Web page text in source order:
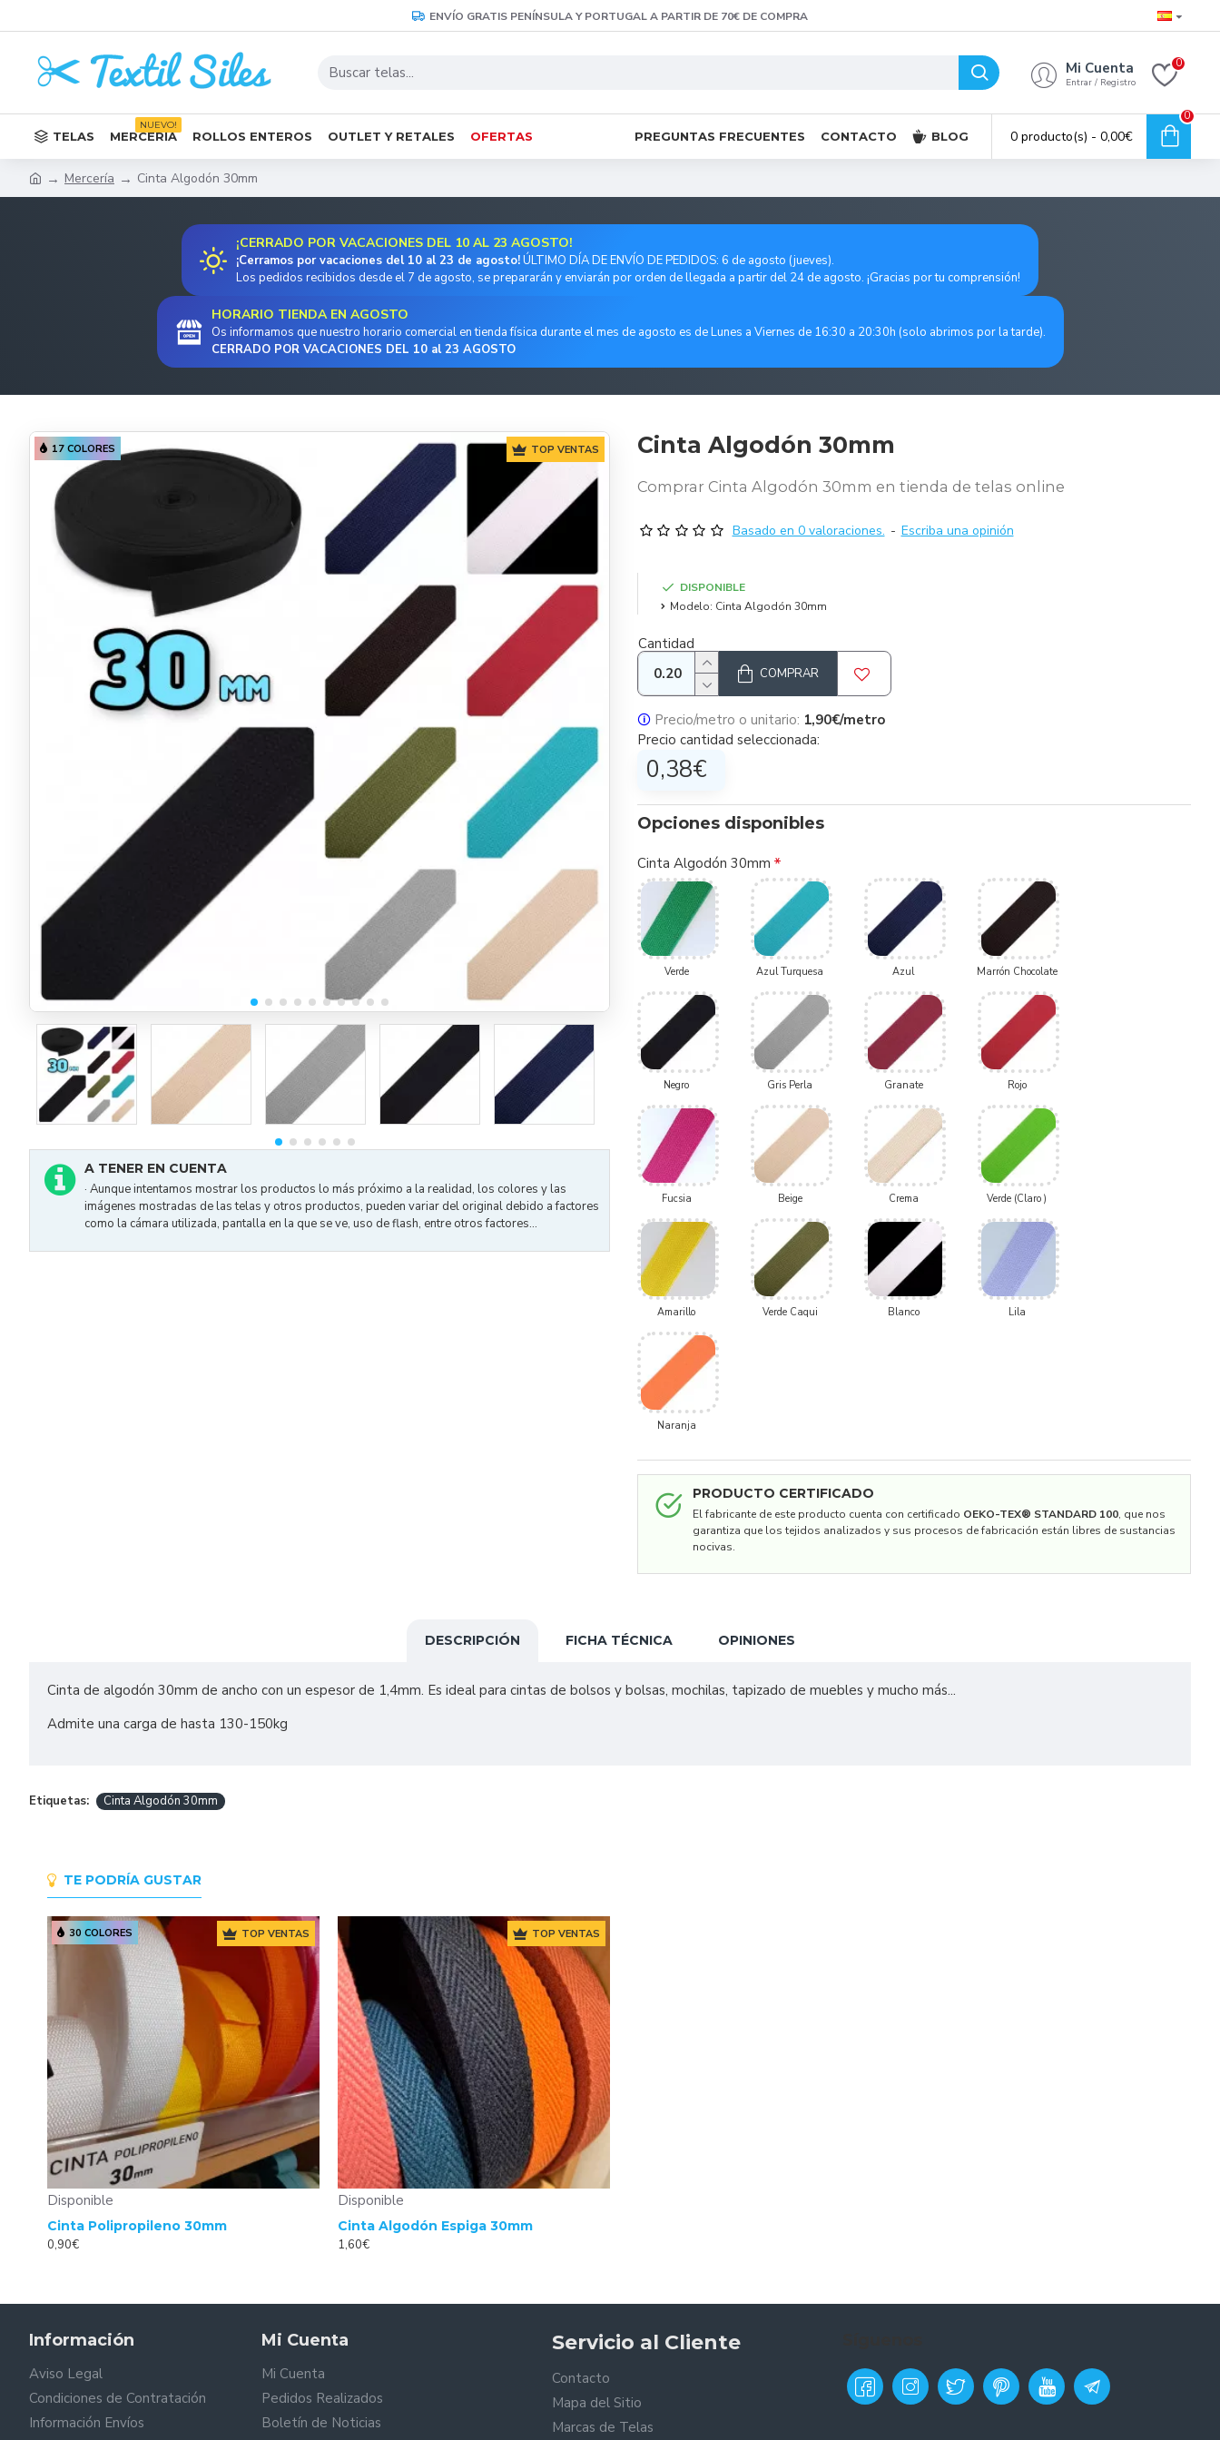
ENVÍO GRATIS PENÍNSULA Y PORTUGAL A PARTIR DE 70€ DE COMPRA
Mi Cuenta
Entrar / Registro
0
TELAS MERCERÍA
NUEVO!
ROLLOS ENTEROS OUTLET Y RETALES OFERTAS PREGUNTAS FRECUENTES CONTACTO BLOG 0 producto(s) - 0,00€
0
Mercería Cinta Algodón 30mm
¡CERRADO POR VACACIONES DEL 10 AL 23 AGOSTO!
¡Cerramos por vacaciones del 10 al 23 de agosto!ÚLTIMO DÍA DE ENVÍO DE PEDIDOS: 6 de agosto (jueves).
Los pedidos recibidos desde el 7 de agosto, se prepararán y enviarán por orden de llegada a partir del 24 de agosto. ¡Gracias por tu comprensión!
HORARIO TIENDA EN AGOSTO
Os informamos que nuestro horario comercial en tienda física durante el mes de agosto es de Lunes a Viernes de 16:30 a 20:30h (solo abrimos por la tarde).
CERRADO POR VACACIONES DEL 10 al 23 AGOSTO
TOP VENTAS
17 COLORES
A TENER EN CUENTA
· Aunque intentamos mostrar los productos lo más próximo a la realidad, los colores y las
imágenes mostradas de las telas y otros productos, pueden variar del original debido a factores
como la cámara utilizada, pantalla en la que se ve, uso de flash, entre otros factores...
Cinta Algodón 30mm
DISPONIBLE
Modelo: Cinta Algodón 30mm
Comprar Cinta Algodón 30mm en tienda de telas online
Basado en 0 valoraciones. - Escriba una opinión
🛈 Precio/metro o unitario: 1,90€/metro
Precio cantidad seleccionada:
0,38€
Opciones disponibles
Cinta Algodón 30mm
Verde Azul Turquesa Azul Marrón Chocolate
Negro Gris Perla Granate Rojo
Fucsia Beige Crema Verde (Claro )
Amarillo Verde Caqui Blanco Lila
Naranja
Cantidad
COMPRAR
PRODUCTO CERTIFICADO
El fabricante de este producto cuenta con certificado OEKO-TEX® STANDARD 100, que nos
garantiza que los tejidos analizados y sus procesos de fabricación están libres de sustancias
nocivas.
DESCRIPCIÓN FICHA TÉCNICA OPINIONES
Cinta de algodón 30mm de ancho con un espesor de 1,4mm. Es ideal para cintas de bolsos y bolsas, mochilas, tapizado de muebles y mucho más...
Admite una carga de hasta 130-150kg
Etiquetas: Cinta Algodón 30mm
TE PODRÍA GUSTAR
TOP VENTAS
30 COLORES
Disponible
Cinta Polipropileno 30mm
0,90€
TOP VENTAS
Disponible
Cinta Algodón Espiga 30mm
1,60€
Información
Aviso Legal
Condiciones de Contratación
Información Envíos
Mi Cuenta
Mi Cuenta
Pedidos Realizados
Boletín de Noticias
Servicio al Cliente
Contacto
Mapa del Sitio
Marcas de Telas